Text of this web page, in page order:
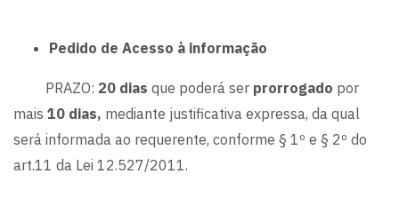
Pedido de Acesso à informação
PRAZO: 20 dias que poderá ser prorrogado por
mais 10 dias, mediante justificativa expressa, da qual
será informada ao requerente, conforme § 1º e § 2º do
art.11 da Lei 12.527/2011.